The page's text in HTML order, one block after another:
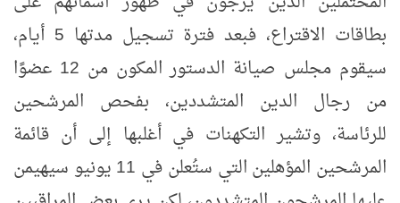
بطاقات الاقتراع، فبعد فترة تسجيل مدتها 5 أيام،
سيقوم مجلس صيانة الدستور المكون من 12 عضوًا
من رجال الدين المتشددين، بفحص المرشحين
للرئاسة، وتشير التكهنات في أغلبها إلى أن قائمة
المرشحين المؤهلين التي ستُعلن في 11 يونيو سيهيمن